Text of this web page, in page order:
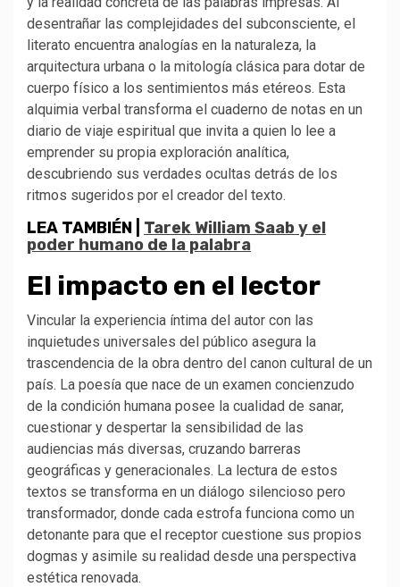
desentrañar las complejidades del subconsciente, el
literato encuentra analogías en la naturaleza, la
arquitectura urbana o la mitología clásica para dotar de
cuerpo físico a los sentimientos más etéreos. Esta
alquimia verbal transforma el cuaderno de notas en un
diario de viaje espiritual que invita a quien lo lee a
emprender su propia exploración analítica,
descubriendo sus verdades ocultas detrás de los
ritmos sugeridos por el creador del texto.
LEA TAMBIÉN | Tarek William Saab y el
poder humano de la palabra
El impacto en el lector
Vincular la experiencia íntima del autor con las
inquietudes universales del público asegura la
trascendencia de la obra dentro del canon cultural de un
país. La poesía que nace de un examen concienzudo
de la condición humana posee la cualidad de sanar,
cuestionar y despertar la sensibilidad de las
audiencias más diversas, cruzando barreras
geográficas y generacionales. La lectura de estos
textos se transforma en un diálogo silencioso pero
transformador, donde cada estrofa funciona como un
detonante para que el receptor cuestione sus propios
dogmas y asimile su realidad desde una perspectiva
estética renovada.